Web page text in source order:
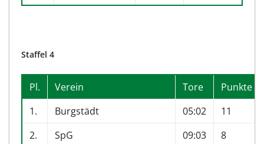
Staffel 4
Pl. Verein Tore
Punkte
1.
Burgstädt 05:02
11
2.
SpG
09:03 8